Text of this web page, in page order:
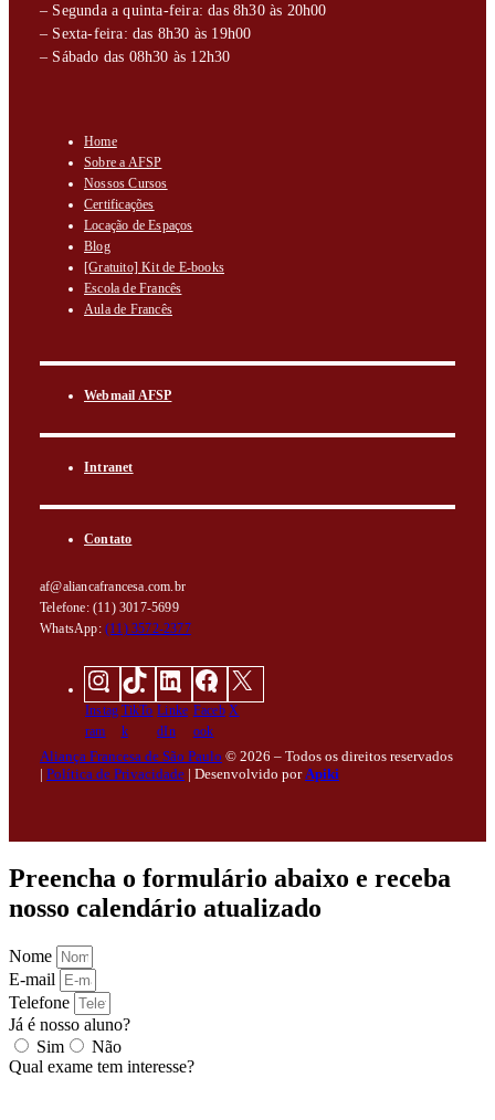
– Segunda a quinta-feira: das 8h30 às 20h00
– Sexta-feira: das 8h30 às 19h00
– Sábado das 08h30 às 12h30
Home
Sobre a AFSP
Nossos Cursos
Certificações
Locação de Espaços
Blog
[Gratuito] Kit de E-books
Escola de Francês
Aula de Francês
Webmail AFSP
Intranet
Contato
af@aliancafrancesa.com.br
Telefone: (11) 3017-5699
WhatsApp:(11) 3572-2377
Instag
ram
TikTo
k
Linke
dIn
Faceb
ook
X
Aliança Francesa de São Paulo © 2026 – Todos os direitos reservados
| Política de Privacidade | Desenvolvido por Apiki
Preencha o formulário abaixo e receba
nosso calendário atualizado
Nome
E-mail
Telefone
Já é nosso aluno?
Sim
Não
Qual exame tem interesse?